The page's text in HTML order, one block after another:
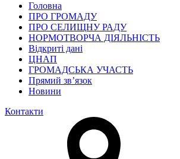
Головна
ПРО ГРОМАДУ
ПРО СЕЛИЩНУ РАДУ
НОРМОТВОРЧА ДІЯЛЬНІСТЬ
Відкриті дані
ЦНАП
ГРОМАДСЬКА УЧАСТЬ
Прямий зв’язок
Новини
Контакти